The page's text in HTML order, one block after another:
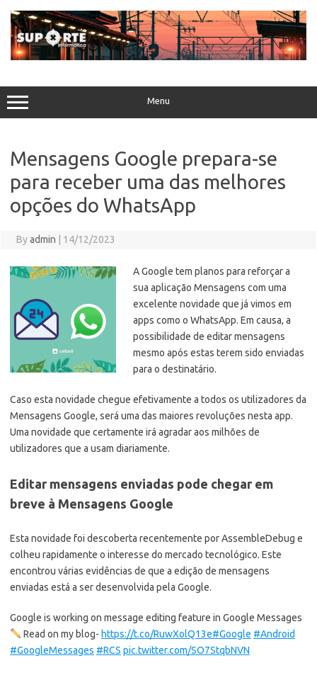
content
Menu
Mensagens Google prepara-se
para receber uma das melhores
opções do WhatsApp
Byadmin 14/12/2023
A Google tem planos para reforçar a
sua aplicação Mensagens com uma
excelente novidade que já vimos em
apps como o WhatsApp. Em causa, a
possibilidade de editar mensagens
mesmo após estas terem sido enviadas
para o destinatário.
Caso esta novidade chegue efetivamente a todos os utilizadores da
Mensagens Google, será uma das maiores revoluções nesta app.
Uma novidade que certamente irá agradar aos milhões de
utilizadores que a usam diariamente.
Editar mensagens enviadas pode chegar em
breve à Mensagens Google
Esta novidade foi descoberta recentemente por AssembleDebug e
colheu rapidamente o interesse do mercado tecnológico. Este
encontrou várias evidências de que a edição de mensagens
enviadas está a ser desenvolvida pela Google.
Google is working on message editing feature in Google Messages
Read on my blog- https://t.co/RuwXolQ13e#Google #Android
#GoogleMessages #RCS pic.twitter.com/SO7StqbNVN